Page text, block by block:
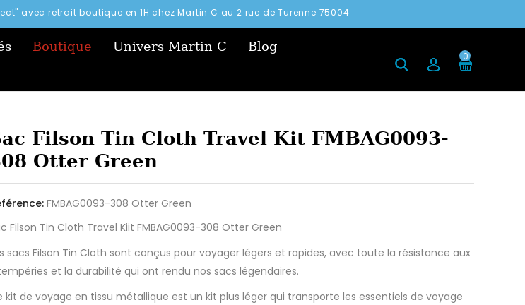
avec retrait boutique en 1H chez Martin C au 2 rue de Turenne 75004
0
Boutique Univers Martin C Blog
Filson Tin Cloth Travel Kit FMBAG0093-
Otter Green
FMBAG0093-308 Otter Green
Filson Tin Cloth Travel Kiit FMBAG0093-308 Otter Green
sacs Filson Tin Cloth sont conçus pour voyager légers et rapides, avec toute la résistance aux
et la durabilité qui ont rendu nos sacs légendaires.
kit de voyage en tissu métallique est un kit plus léger qui transporte les essentiels de voyage